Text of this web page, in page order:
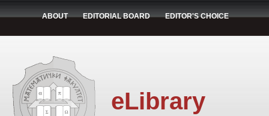
ABOUT EDITORIAL BOARD EDITOR'S CHOICE
eLibrary